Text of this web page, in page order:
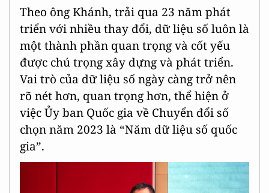
Theo ông Khánh, trải qua 23 năm phát
triển với nhiều thay đổi, dữ liệu số luôn là
một thành phần quan trọng và cốt yếu
được chú trọng xây dựng và phát triển.
Vai trò của dữ liệu số ngày càng trở nên
rõ nét hơn, quan trọng hơn, thể hiện ở
việc Ủy ban Quốc gia về Chuyển đổi số
chọn năm 2023 là “Năm dữ liệu số quốc
gia”.